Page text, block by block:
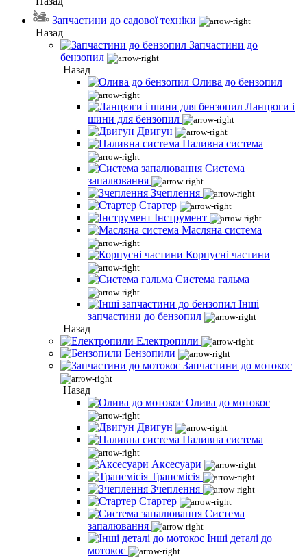
Запчастини до садової техніки
Назад
Запчастини до
бензопил
Назад
Олива до бензопил
Ланцюги і
шини для бензопил
Двигун
Паливна система
Система
запалювання
Зчеплення
Стартер
Інструмент
Масляна система
Корпусні частини
Система гальма
Інші
запчастини до бензопил
Назад
Електропили
Бензопили
Запчастини до мотокос
Назад
Олива до мотокос
Двигун
Паливна система
Аксесуари
Трансмісія
Зчеплення
Стартер
Система
запалювання
Інші деталі до
мотокос